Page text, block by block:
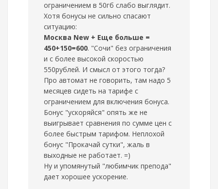
ограничением в 50гб слабо выглядит.
Хотя бонусы не сильно спасают
ситуацию:
Москва New + Еще больше =
450+150=600. "Сочи" без ограничения
и с более высокой скоростью
550рублей. И смысл от этого тогда?
Про автомат не говорить, там надо 5
месяцев сидеть на тарифе с
ограничением для включения бонуса.
Бонус "ускоряйся" опять же не
выигрывает сравнения по сумме цен с
более быстрым тарифом. Неплохой
бонус "Прокачай сутки", жаль в
выходные не работает. =)
Ну и упомянутый "любимчик препода"
дает хорошее ускорение.